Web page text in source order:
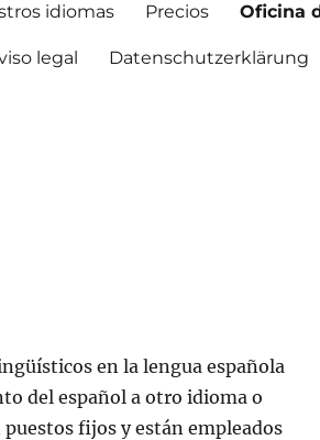
idiomas Precios Oficina
legal Datenschutzerklärung
en la lengua española
del español a otro idioma o
fijos y están empleados